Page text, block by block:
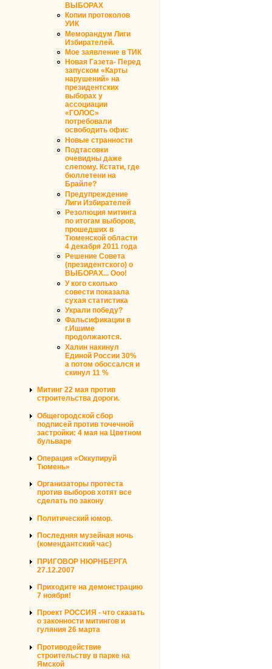
ВЫБОРАХ
Копии протоколов
УИК
Меморандум Лиги
Избирателей.
Мое заявление в ТИК
Новая Газета- Перед
запуском «Карты
нарушений» на
президентских
выборах у
ассоциации
«ГОЛОС»
потребовали
освободить офис
Новые странности
Подтасовки
очевидны даже
слепому. Кстати, где
бюллетени на
Брайле?
Предупреждение
Лиги Избирателей
Резолюция митинга
по итогам выборов,
прошедших в
Тюменской области
4 декабря 2011 года
Решение Совета
(президентского) о
ВЫБОРАХ... Ооо!
У кого сколько
совести показала
сухая статистика
Украли победу?
Фальсификации в
г.Ишиме
продолжаются.
Халин накинул
Единой России 30%
а потом обоссался и
скинул 11 %
Митинг 22 мая против
строительства дороги.
Общегородской сбор
подписей против точечной
застройки: 4 мая на Цветном
бульваре
Операция «Оккупируй
Тюмень»
Организаторы протеста
против выборов хотят все
сделать по закону
Политический юмор.
Последняя музейная ночь
(комендантский час)
ПРИГОВОР НЮРНБЕРГА
27.12.2007
Приходите на демонстрацию
7 ноября!
Проект РОССИЯ - что сказать
о законности митингов и
гуляния 26 марта
Противодействие
строительству в парке на
Ямской